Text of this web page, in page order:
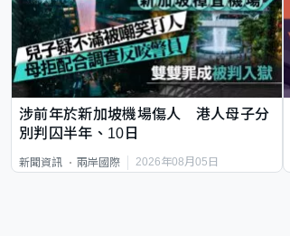
涉前年於新加坡機場傷人 港人母子分
別判囚半年、10日
新聞資訊 兩岸國際 2026年08月05日